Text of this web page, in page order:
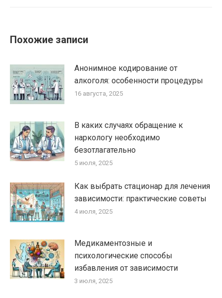
Похожие записи
Анонимное кодирование от
алкоголя: особенности процедуры
16 августа, 2025
В каких случаях обращение к
наркологу необходимо
безотлагательно
5 июля, 2025
Как выбрать стационар для лечения
зависимости: практические советы
4 июля, 2025
Медикаментозные и
психологические способы
избавления от зависимости
3 июля, 2025